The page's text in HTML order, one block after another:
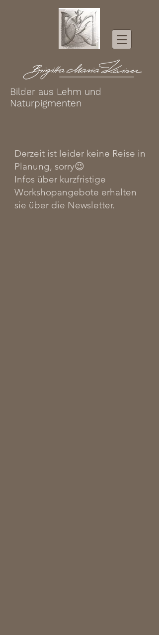
Bilder aus Lehm und
Naturpigmenten
Derzeit ist leider keine Reise in
Planung, sorry😉
Infos über kurzfristige
Workshopangebote erhalten
sie über die Newsletter.